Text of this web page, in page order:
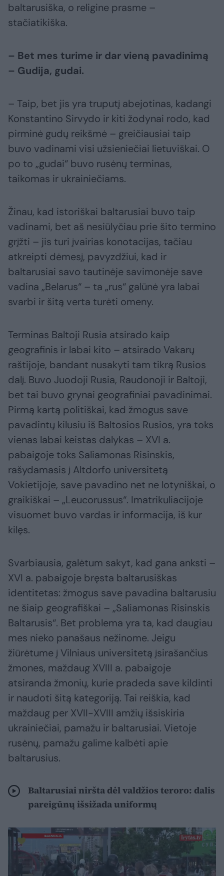
baltarusiška, o religine prasme –
stačiatikiška.
– Bet mes turime ir dar vieną pavadinimą
– Gudija, gudai.
– Taip, bet jis yra truputį abejotinas, kadangi
Konstantino Sirvydo ir kiti žodynai rodo, kad
pirminė gudų reikšmė – greičiausiai taip
buvo vadinami visi užsieniečiai lietuviškai. O
po to „gudai“ buvo rusėnų terminas,
taikomas ir ukrainiečiams.
Žinau, kad istoriškai baltarusiai buvo taip
vadinami, bet aš nesiūlyčiau prie šito termino
grįžti – jis turi įvairias konotacijas, tačiau
atkreipti dėmesį, pavyzdžiui, kad ir
baltarusiai savo tautinėje savimonėje save
vadina „Belarus“ – ta „rus“ galūnė yra labai
svarbi ir šitą verta turėti omeny.
Terminas Baltoji Rusia atsirado kaip
geografinis ir labai kito – atsirado Vakarų
raštijoje, bandant nusakyti tam tikrą Rusios
dalį. Buvo Juodoji Rusia, Raudonoji ir Baltoji,
bet tai buvo grynai geografiniai pavadinimai.
Pirmą kartą politiškai, kad žmogus save
pavadintų kilusiu iš Baltosios Rusios, yra toks
vienas labai keistas dalykas – XVI a.
pabaigoje toks Saliamonas Risinskis,
rašydamasis į Altdorfo universitetą
Vokietijoje, save pavadino net ne lotyniškai, o
graikiškai – „Leucorussus“. Imatrikuliacijoje
visuomet buvo vardas ir informacija, iš kur
kilęs.
Svarbiausia, galėtum sakyt, kad gana anksti –
XVI a. pabaigoje bręsta baltarusiškas
identitetas: žmogus save pavadina baltarusiu
ne šiaip geografiškai – „Saliamonas Risinskis
Baltarusis“. Bet problema yra ta, kad daugiau
mes nieko panašaus nežinome. Jeigu
žiūrėtume į Vilniaus universitetą įsirašančius
žmones, maždaug XVIII a. pabaigoje
atsiranda žmonių, kurie pradeda save kildinti
ir naudoti šitą kategoriją. Tai reiškia, kad
maždaug per XVII-XVIII amžių išsiskiria
ukrainiečiai, pamažu ir baltarusiai. Vietoje
rusėnų, pamažu galime kalbėti apie
baltarusius.
Baltarusiai niršta dėl valdžios teroro: dalis
pareigūnų išsižada uniformų